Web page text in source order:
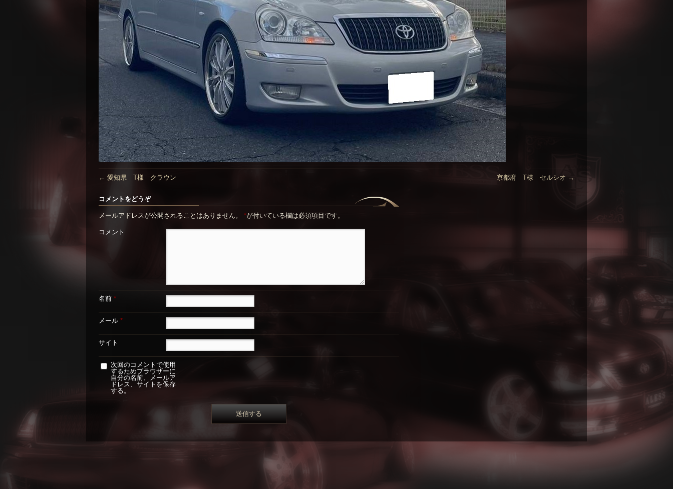
← 愛知県 T様 クラウン 京都府 T様 セルシオ →
コメントをどうぞ
メールアドレスが公開されることはありません。 *が付いている欄は必須項目です。
コメント
名前 *
メール *
サイト
次回のコメントで使用
するためブラウザーに
自分の名前、メールア
ドレス、サイトを保存
する。